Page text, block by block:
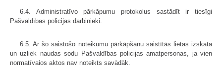
6.4. Administratīvo pārkāpumu protokolus sastādīt ir tiesīgi
Pašvaldības policijas darbinieki.
6.5. Ar šo saistošo noteikumu pārkāpšanu saistītās lietas izskata
un uzliek naudas sodu Pašvaldības policijas amatpersonas, ja vien
normatīvajos aktos nav noteikts savādāk.